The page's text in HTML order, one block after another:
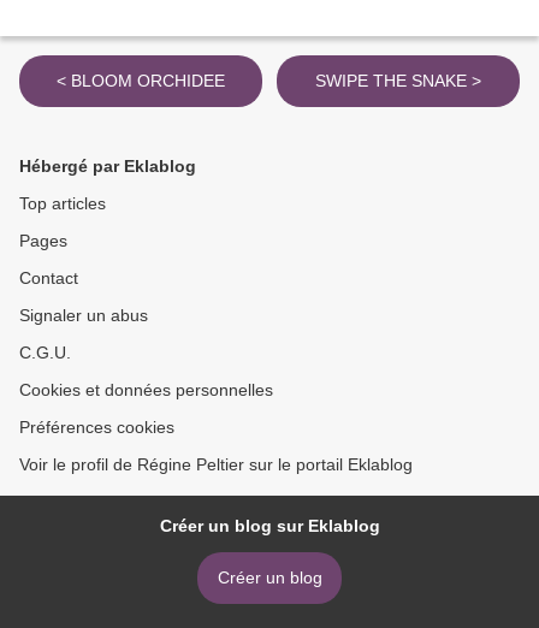
< BLOOM ORCHIDEE SWIPE THE SNAKE >
Hébergé par Eklablog
Top articles
Pages
Contact
Signaler un abus
C.G.U.
Cookies et données personnelles
Préférences cookies
Voir le profil de Régine Peltier sur le portail Eklablog
Créer un blog sur Eklablog
Créer un blog